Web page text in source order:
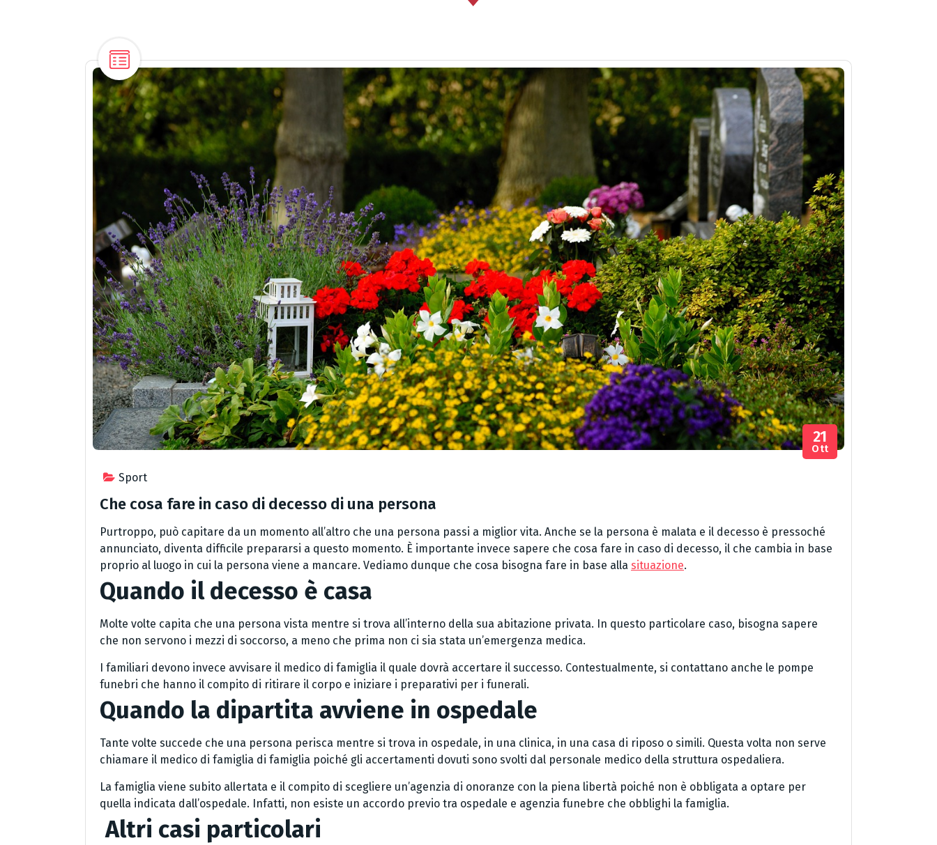
Sport
21
Ott
Che cosa fare in caso di decesso di una persona
Purtroppo, può capitare da un momento all’altro che una persona passi a miglior vita. Anche se la persona è malata e il decesso è pressoché
annunciato, diventa difficile prepararsi a questo momento. È importante invece sapere che cosa fare in caso di decesso, il che cambia in base
proprio al luogo in cui la persona viene a mancare. Vediamo dunque che cosa bisogna fare in base alla situazione.
Quando il decesso è casa
Molte volte capita che una persona vista mentre si trova all’interno della sua abitazione privata. In questo particolare caso, bisogna sapere
che non servono i mezzi di soccorso, a meno che prima non ci sia stata un’emergenza medica.
I familiari devono invece avvisare il medico di famiglia il quale dovrà accertare il successo. Contestualmente, si contattano anche le pompe
funebri che hanno il compito di ritirare il corpo e iniziare i preparativi per i funerali.
Quando la dipartita avviene in ospedale
Tante volte succede che una persona perisca mentre si trova in ospedale, in una clinica, in una casa di riposo o simili. Questa volta non serve
chiamare il medico di famiglia di famiglia poiché gli accertamenti dovuti sono svolti dal personale medico della struttura ospedaliera.
La famiglia viene subito allertata e il compito di scegliere un’agenzia di onoranze con la piena libertà poiché non è obbligata a optare per
quella indicata dall’ospedale. Infatti, non esiste un accordo previo tra ospedale e agenzia funebre che obblighi la famiglia.
Altri casi particolari